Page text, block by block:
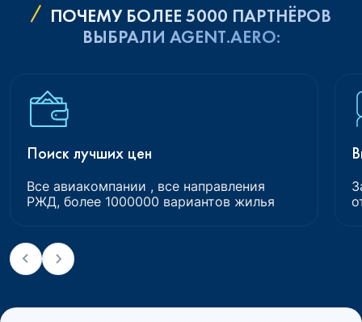
ПОЧЕМУ БОЛЕЕ 5000 ПАРТНЁРОВ
ВЫБРАЛИ AGENT.AERO:
Поиск лучших цен
Все авиакомпании , все направления
РЖД, более 1000000 вариантов жилья